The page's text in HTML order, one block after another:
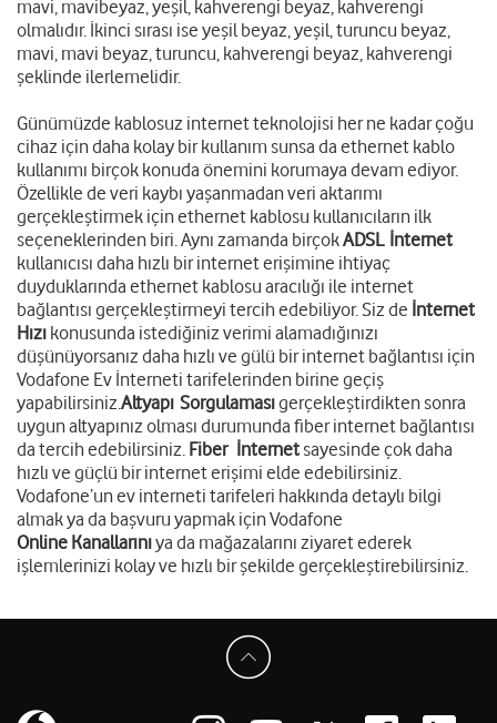
mavi, mavibeyaz, yeşil, kahverengi beyaz, kahverengi
olmalıdır. İkinci sırası ise yeşil beyaz, yeşil, turuncu beyaz,
mavi, mavi beyaz, turuncu, kahverengi beyaz, kahverengi
şeklinde ilerlemelidir.
Günümüzde kablosuz internet teknolojisi her ne kadar çoğu
cihaz için daha kolay bir kullanım sunsa da ethernet kablo
kullanımı birçok konuda önemini korumaya devam ediyor.
Özellikle de veri kaybı yaşanmadan veri aktarımı
gerçekleştirmek için ethernet kablosu kullanıcıların ilk
seçeneklerinden biri. Aynı zamanda birçokADSL İnternet
kullanıcısı daha hızlı bir internet erişimine ihtiyaç
duyduklarında ethernet kablosu aracılığı ile internet
bağlantısı gerçekleştirmeyi tercih edebiliyor. Siz de İnternet
Hızı konusunda istediğiniz verimi alamadığınızı
düşünüyorsanız daha hızlı ve gülü bir internet bağlantısı için
Vodafone Ev İnterneti tarifelerinden birine geçiş
yapabilirsiniz.Altyapı Sorgulamasıgerçekleştirdikten sonra
uygun altyapınız olması durumunda fiber internet bağlantısı
da tercih edebilirsiniz. Fiber İnternet sayesinde çok daha
hızlı ve güçlü bir internet erişimi elde edebilirsiniz.
Vodafone’un ev interneti tarifeleri hakkında detaylı bilgi
almak ya da başvuru yapmak için Vodafone
Online Kanallarınıya da mağazalarını ziyaret ederek
işlemlerinizi kolay ve hızlı bir şekilde gerçekleştirebilirsiniz.